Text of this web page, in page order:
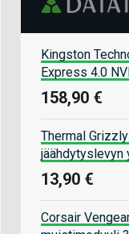
Kingston
Express 4.0
158,90 €
Thermal
jäähdytyslevyn
13,90 €
Corsair